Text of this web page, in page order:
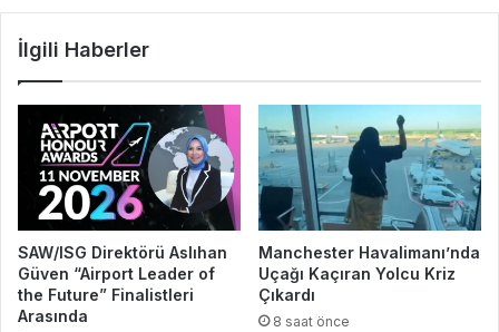
İlgili Haberler
SAW/ISG Direktörü Aslıhan
Güven “Airport Leader of
the Future” Finalistleri
Arasında
Manchester Havalimanı’nda
Uçağı Kaçıran Yolcu Kriz
Çıkardı
8 saat önce